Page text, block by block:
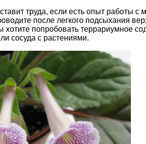
труда, если есть опыт работы
после легкого подсыхания
хотите попробовать террариумное
сосуда с растениями.